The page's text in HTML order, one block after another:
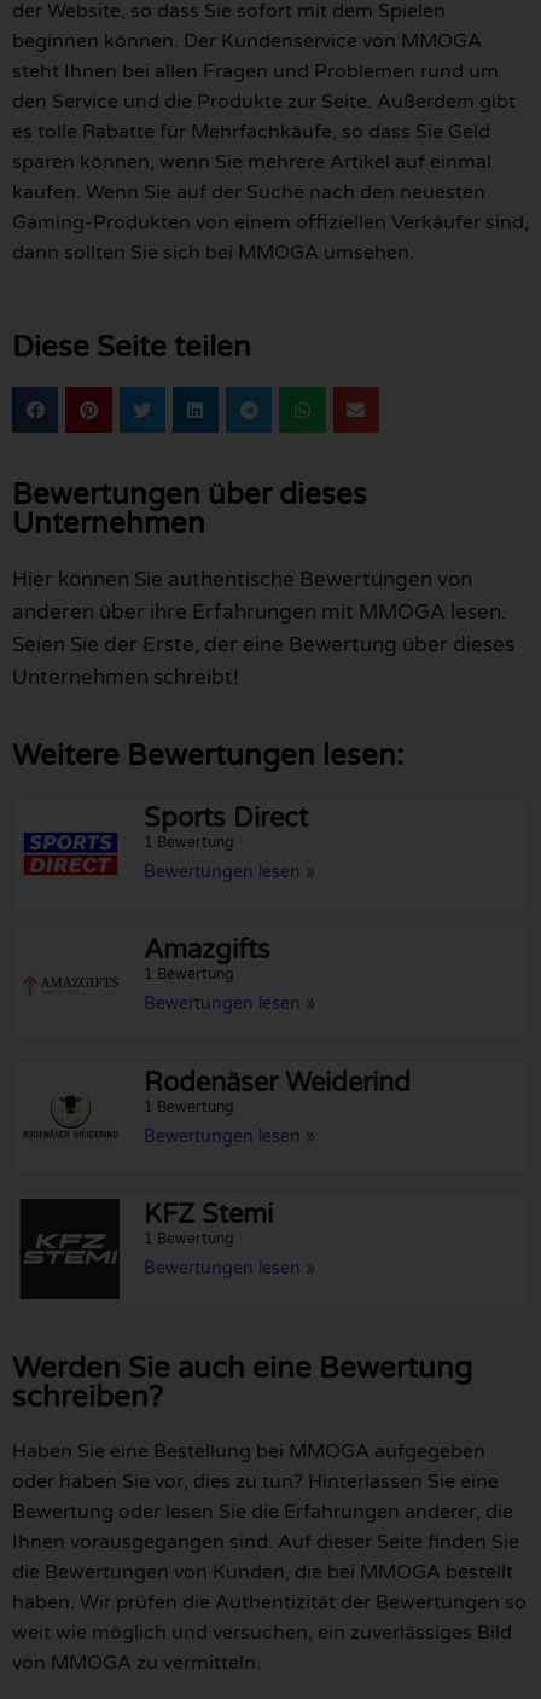
der Website, so dass Sie sofort mit dem Spielen
beginnen können. Der Kundenservice von MMOGA
steht Ihnen bei allen Fragen und Problemen rund um
den Service und die Produkte zur Seite. Außerdem gibt
es tolle Rabatte für Mehrfachkäufe, so dass Sie Geld
sparen können, wenn Sie mehrere Artikel auf einmal
kaufen. Wenn Sie auf der Suche nach den neuesten
Gaming-Produkten von einem offiziellen Verkäufer sind,
dann sollten Sie sich bei MMOGA umsehen.
Diese Seite teilen
Bewertungen über dieses
Unternehmen
Hier können Sie authentische Bewertungen von
anderen über ihre Erfahrungen mit MMOGA lesen.
Seien Sie der Erste, der eine Bewertung über dieses
Unternehmen schreibt!
Weitere Bewertungen lesen:
Sports Direct
1 Bewertung
Bewertungen lesen »
Amazgifts
1 Bewertung
Bewertungen lesen »
Rodenäser Weiderind
1 Bewertung
Bewertungen lesen »
KFZ Stemi
1 Bewertung
Bewertungen lesen »
Werden Sie auch eine Bewertung
schreiben?
Haben Sie eine Bestellung bei MMOGA aufgegeben
oder haben Sie vor, dies zu tun? Hinterlassen Sie eine
Bewertung oder lesen Sie die Erfahrungen anderer, die
Ihnen vorausgegangen sind. Auf dieser Seite finden Sie
die Bewertungen von Kunden, die bei MMOGA bestellt
haben. Wir prüfen die Authentizität der Bewertungen so
weit wie möglich und versuchen, ein zuverlässiges Bild
von MMOGA zu vermitteln.